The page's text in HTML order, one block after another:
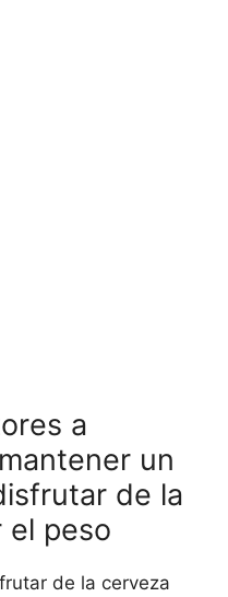
a
un
de la
el peso
de la cerveza